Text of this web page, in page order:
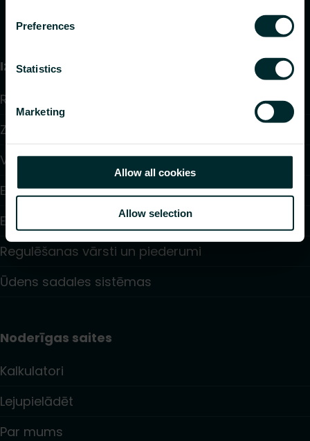
Preferences
Statistics
Marketing
Allow all cookies
Allow selection
Izstrādājumi
Radiatori un dvieļu žāvētāji
Zemgrīdas apkure un dzesēšana
Ventilatoru konvektori
Elektriskā apsilde
Elektroniskā vadība
Regulēšanas vārsti un piederumi
Ūdens sadales sistēmas
Noderīgas saites
Kalkulatori
Lejupielādēt
Par mums